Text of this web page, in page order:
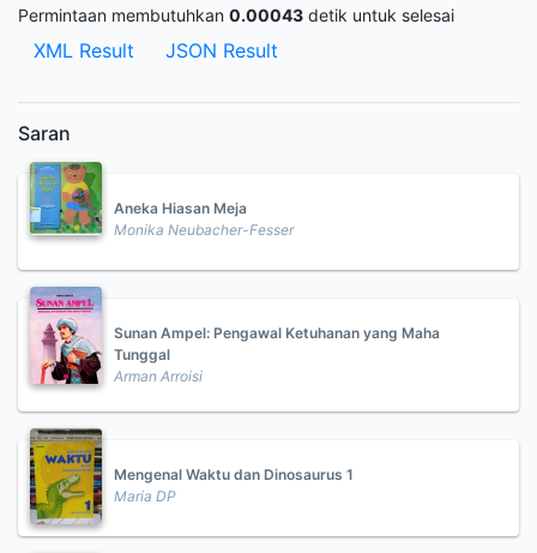
Permintaan membutuhkan 0.00043 detik untuk selesai
XML Result JSON Result
Saran
Aneka Hiasan Meja
Monika Neubacher-Fesser
Sunan Ampel: Pengawal Ketuhanan yang Maha
Tunggal
Arman Arroisi
Mengenal Waktu dan Dinosaurus 1
Maria DP